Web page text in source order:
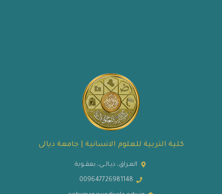
كلية التربية للعلوم الانسانية | جامعة ديالى
العـراق، ديـالــى، بعقــوبة
009647726981148